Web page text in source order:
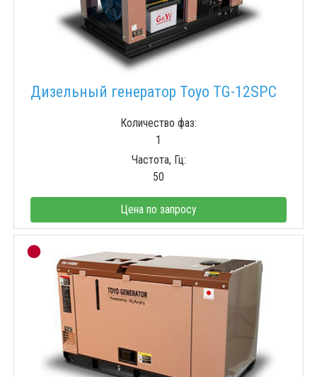
Дизельный генератор Toyo TG-12SPC
Количество фаз:
1
Частота, Гц:
50
Цена по запросу